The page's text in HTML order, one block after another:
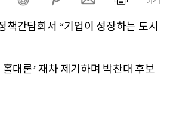
책간담회서 “기업이 성장하는 도시
대론’ 재차 제기하며 박찬대 후보